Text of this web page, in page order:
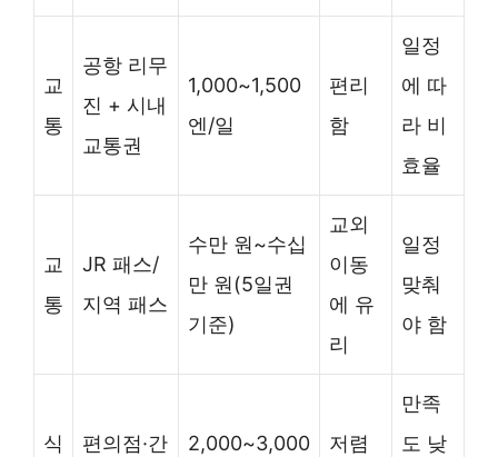
교
통
공항 리무
진 + 시내
교통권
1,000~1,500
엔/일
편리
함
일정
에 따
라 비
효율
교
통
JR 패스/
지역 패스
수만 원~수십
만 원(5일권
기준)
교외
이동
에 유
리
일정
맞춰
야 함
식
편의점·간
2,000~3,000
저렴
만족
도 낮